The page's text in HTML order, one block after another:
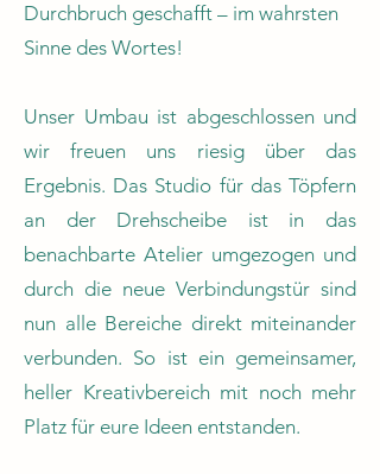
Durchbruch geschafft – im wahrsten
Sinne des Wortes!
Unser Umbau ist abgeschlossen und
wir freuen uns riesig über das
Ergebnis. Das Studio für das Töpfern
an der Drehscheibe ist in das
benachbarte Atelier umgezogen und
durch die neue Verbindungstür sind
nun alle Bereiche direkt miteinander
verbunden. So ist ein gemeinsamer,
heller Kreativbereich mit noch mehr
Platz für eure Ideen entstanden.